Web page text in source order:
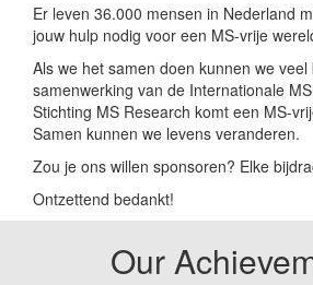
Er leven 36.000 mensen in Nederland
jouw hulp nodig voor een MS-vrije
Als we het samen doen kunnen we
samenwerking van de Internationale
Stichting MS Research komt een MS-
Samen kunnen we levens veranderen.
Zou je ons willen sponsoren? Elke
Ontzettend bedankt!
Our